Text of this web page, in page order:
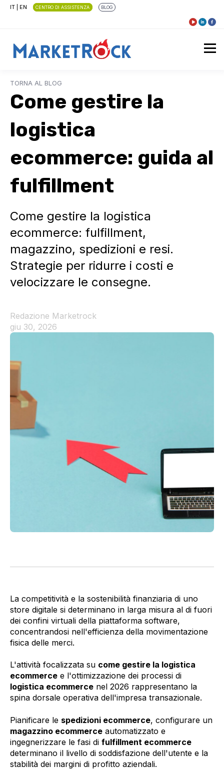
IT EN CENTRO DI ASSISTENZA BLOG
TORNA AL BLOG
Come gestire la
logistica
ecommerce: guida al
fulfillment
Come gestire la logistica
ecommerce: fulfillment,
magazzino, spedizioni e resi.
Strategie per ridurre i costi e
velocizzare le consegne.
Redazione Marketrock
giu 30, 2026
La competitività e la sostenibilità finanziaria di uno
store digitale si determinano in larga misura al di fuori
dei confini virtuali della piattaforma software,
concentrandosi nell'efficienza della movimentazione
fisica delle merci.
L'attività focalizzata su come gestire la logistica
ecommerce e l'ottimizzazione dei processi di
logistica ecommerce nel 2026 rappresentano la
spina dorsale operativa dell'impresa transazionale.
Pianificare le spedizioni ecommerce, configurare un
magazzino ecommerce automatizzato e
ingegnerizzare le fasi di fulfillment ecommerce
determinano il livello di soddisfazione dell'utente e la
stabilità dei margini di profitto aziendali.